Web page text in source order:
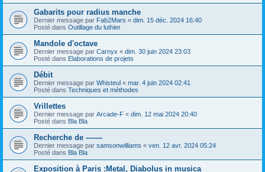
Gabarits pour radius manche
Dernier message par Fab2Mars « dim. 15 déc. 2024 16:40
Posté dans Outillage du luthier
Mandole d'octave
Dernier message par Carnyx « dim. 30 juin 2024 23:03
Posté dans Elaborations de projets
Débit
Dernier message par Whisteul « mar. 4 juin 2024 02:41
Posté dans Techniques et méthodes
Vrillettes
Dernier message par Arcade-F « dim. 12 mai 2024 20:40
Posté dans Bla Bla
Recherche de -------
Dernier message par samsonwilliams « ven. 12 avr. 2024 05:24
Posté dans Bla Bla
Exposition à Paris :Metal, Diabolus in musica